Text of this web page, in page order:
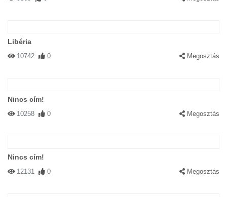
Libéria
10742 0 Megosztás
Nincs cím!
10258 0 Megosztás
Nincs cím!
12131 0 Megosztás